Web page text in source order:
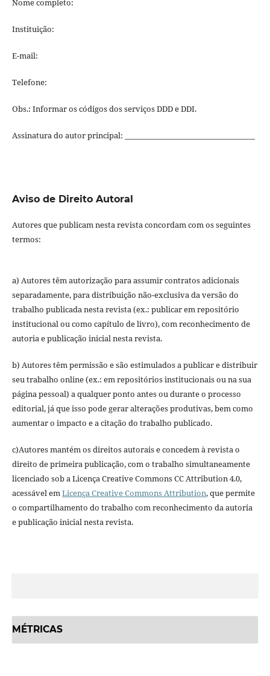
Instituição:
E-mail:
Telefone:
Obs.: Informar os códigos dos serviços DDD e DDI.
Assinatura do autor principal: ____________________________________
Aviso de Direito Autoral
Autores que publicam nesta revista concordam com os seguintes
termos:
a) Autores têm autorização para assumir contratos adicionais
separadamente, para distribuição não-exclusiva da versão do
trabalho publicada nesta revista (ex.: publicar em repositório
institucional ou como capítulo de livro), com reconhecimento de
autoria e publicação inicial nesta revista.
b) Autores têm permissão e são estimulados a publicar e distribuir
seu trabalho online (ex.: em repositórios institucionais ou na sua
página pessoal) a qualquer ponto antes ou durante o processo
editorial, já que isso pode gerar alterações produtivas, bem como
aumentar o impacto e a citação do trabalho publicado.
c)Autores mantém os direitos autorais e concedem à revista o
direito de primeira publicação, com o trabalho simultaneamente
licenciado sob a Licença Creative Commons CC Attribution 4.0,
acessável emLicença Creative Commons Attribution, que permite
o compartilhamento do trabalho com reconhecimento da autoria
e publicação inicial nesta revista.
MÉTRICAS